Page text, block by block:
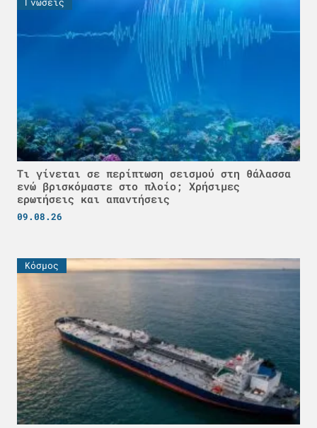
Τι γίνεται σε περίπτωση σεισμού στη θάλασσα
ενώ βρισκόμαστε στο πλοίο; Χρήσιμες
ερωτήσεις και απαντήσεις
09.08.26
Κόσμος